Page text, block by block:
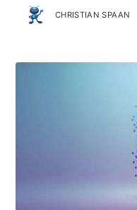
CHRISTIAN SPAAN